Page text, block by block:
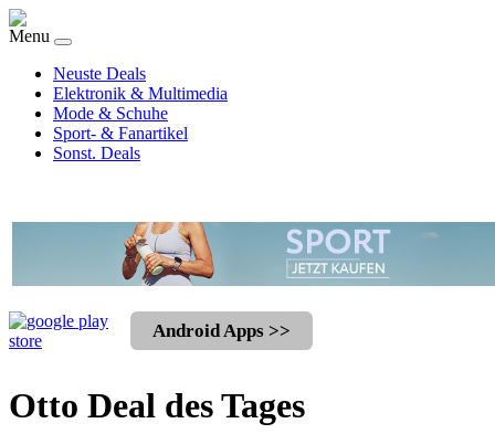
Menu
Neuste Deals
Elektronik & Multimedia
Mode & Schuhe
Sport- & Fanartikel
Sonst. Deals
Android Apps >>
Otto Deal des Tages